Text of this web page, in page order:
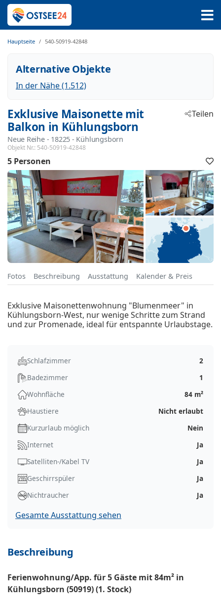
Hauptseite 540-50919-42848
Alternative Objekte
In der Nähe (1.512)
Exklusive Maisonette mit
Balkon in Kühlungsborn
Neue Reihe - 18225 - Kühlungsborn
Objekt Nr.: 540-50919-42848
Teilen
5 Personen
Fotos Beschreibung Ausstattung Kalender & Preis
Exklusive Maisonettenwohnung "Blumenmeer" in
Kühlungsborn-West, nur wenige Schritte zum Strand
und zur Promenade, ideal für entspannte Urlaubstage.
Schlafzimmer
2
Badezimmer
1
Wohnfläche
84 m²
Haustiere
Nicht erlaubt
Kurzurlaub möglich
Nein
Internet
Ja
Satelliten-/Kabel TV
Ja
Geschirrspüler
Ja
Nichtraucher
Ja
Gesamte Ausstattung sehen
Beschreibung
Ferienwohnung/App. für 5 Gäste mit 84m² in
Kühlungsborn (50919) (1. Stock)